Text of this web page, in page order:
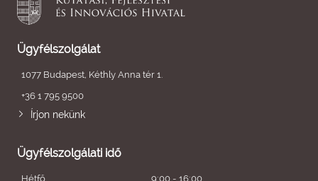
Ügyfélszolgálat
1077 Budapest, Kéthly Anna tér 1.
+36 1 795 9500
Írjon nekünk
Ügyfélszolgálati idő
Hétfő
9:00 - 16:00